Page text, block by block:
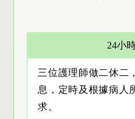
24小
三位護理師做二休二
息，定時及根據病人
求。